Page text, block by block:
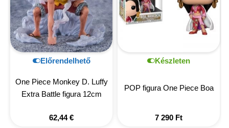
Előrendelhető
One Piece Monkey D. Luffy
Extra Battle figura 12cm
62,44€
Készleten
POP figura One Piece Boa
7 290 Ft